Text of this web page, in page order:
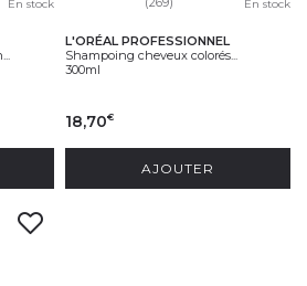
En stock En stock
L'ORÉAL PROFESSIONNEL
Shampoing cheveux colorés...
300ml
18,70€
AJOUTER